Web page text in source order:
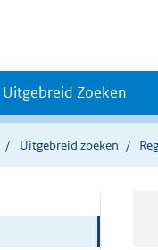
Uitgebreid Zoeken
Uitgebreid zoeken